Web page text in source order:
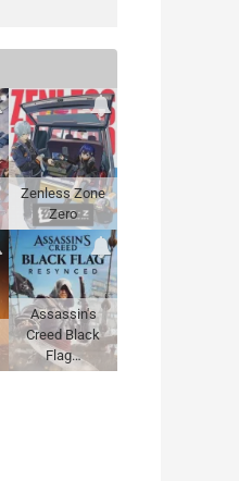
Zenless Zone
Zero
Assassin's
Creed Black
Flag…